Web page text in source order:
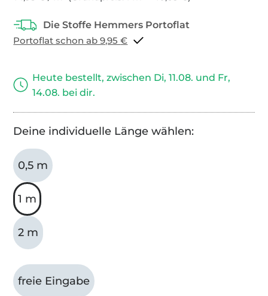
Portoflat schon ab 9,95 €
Heute bestellt, zwischen Di, 11.08. und Fr,
14.08. bei dir.
Deine individuelle Länge wählen:
0,5 m
1 m
2 m
freie Eingabe